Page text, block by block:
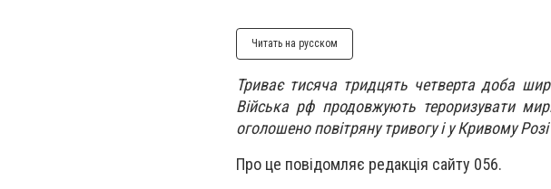
Читать на русском
Триває тисяча тридцять четверта доба
Війська рф продовжують тероризувати
оголошено повітряну тривогу і у Кривому
Про це повідомляє редакція сайту 056.